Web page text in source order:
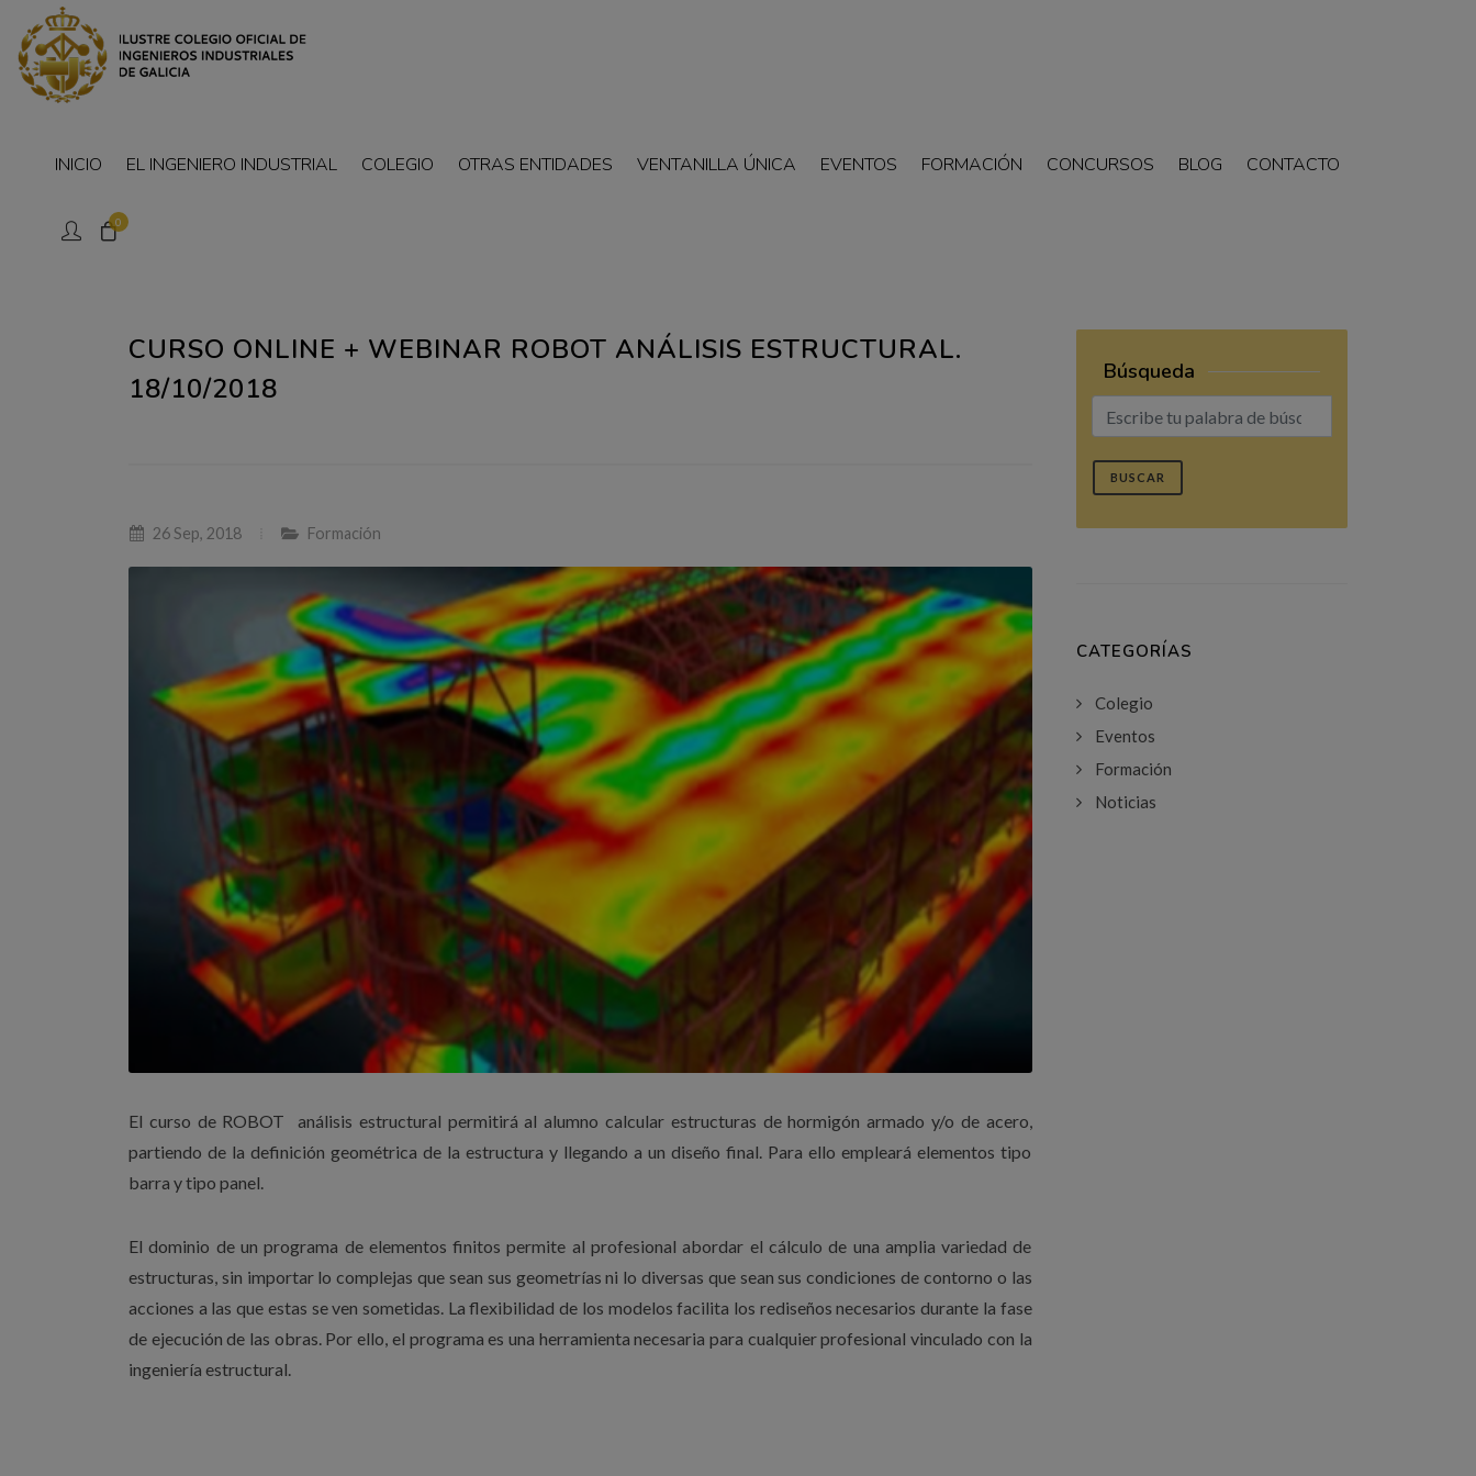
0
INICIO EL INGENIERO INDUSTRIAL COLEGIO OTRAS ENTIDADES VENTANILLA ÚNICA EVENTOS FORMACIÓN CONCURSOS BLOG CONTACTO
CURSO ONLINE + WEBINAR ROBOT ANÁLISIS ESTRUCTURAL.
18/10/2018
26 Sep, 2018 Formación
El curso de ROBOT análisis estructural permitirá al alumno calcular estructuras de hormigón armado y/o de acero,
partiendo de la definición geométrica de la estructura y llegando a un diseño final. Para ello empleará elementos tipo
barra y tipo panel.
El dominio de un programa de elementos finitos permite al profesional abordar el cálculo de una amplia variedad de
estructuras, sin importar lo complejas que sean sus geometrías ni lo diversas que sean sus condiciones de contorno o las
acciones a las que estas se ven sometidas. La flexibilidad de los modelos facilita los rediseños necesarios durante la fase
de ejecución de las obras. Por ello, el programa es una herramienta necesaria para cualquier profesional vinculado con la
ingeniería estructural.
Búsqueda
BUSCAR
CATEGORÍAS
Colegio
Eventos
Formación
Noticias